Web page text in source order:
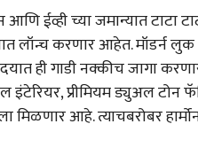
ईव्ही च्या जमान्यात टाटा
लॉन्च करणार आहेत. मॉडर्न
ही गाडी नक्कीच जागा
प्रीमियम ड्युअल टोन
आहे. त्याचबरोबर